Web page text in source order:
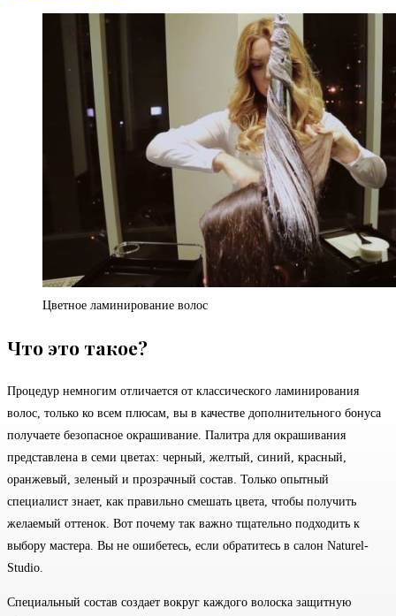
Цветное ламинирование волос
Что это такое?
Процедур немногим отличается от классического ламинирования
волос, только ко всем плюсам, вы в качестве дополнительного бонуса
получаете безопасное окрашивание. Палитра для окрашивания
представлена в семи цветах: черный, желтый, синий, красный,
оранжевый, зеленый и прозрачный состав. Только опытный
специалист знает, как правильно смешать цвета, чтобы получить
желаемый оттенок. Вот почему так важно тщательно подходить к
выбору мастера. Вы не ошибетесь, если обратитесь в салон Naturel-
Studio.
Специальный состав создает вокруг каждого волоска защитную